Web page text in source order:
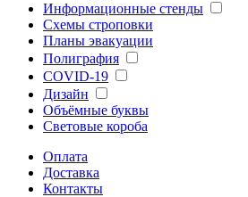
Информационные стенды
Схемы строповки
Планы эвакуации
Полиграфия
COVID-19
Дизайн
Объёмные буквы
Световые короба
Оплата
Доставка
Контакты